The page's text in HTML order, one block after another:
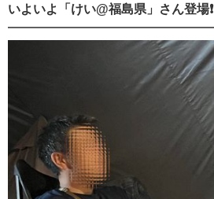
いよいよ「けい@福島県」さん登場❗️